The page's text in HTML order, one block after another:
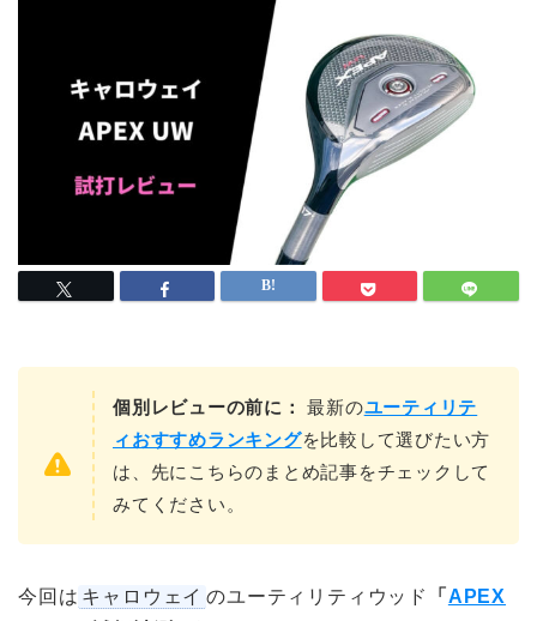
個別レビューの前に： 最新のユーティリテ
ィおすすめランキングを比較して選びたい方
は、先にこちらのまとめ記事をチェックして
みてください。
今回は キャロウェイ のユーティリティウッド 「 APEX